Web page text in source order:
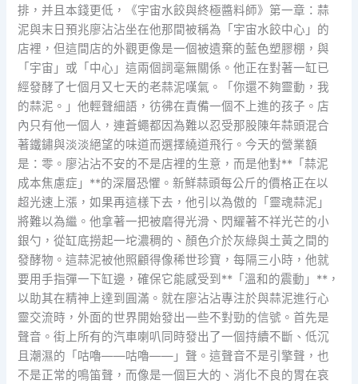
排，并且本錢更低，《宇宙水餃與終極醬料師》第一章：蒜
泥與末日預兆廖沾沾坐在他那間被稱為「宇宙水餃中心」的
店裡，但這間店的外觀更像是一個被遺棄的藍色塑膠棚，與
「宇宙」或「中心」這兩個詞毫無關係。他正在對著一缸已
經發酵了七個月又七天的老蒜泥嘆氣。「你還不夠靈動，我
的蒜泥。」他輕聲細語，彷彿在責備一個不上進的孩子。店
內只有他一個人，連蒼蠅都因為難以忍受那股陳年蒜頭混合
著鐵鏽與淡淡絕望的味道而選擇繞道飛行。今天的營業額
是：零。廖沾沾不安的不是店裡的生意，而是他對**「蒜泥
成本焦慮症」**的深層恐懼。新鮮蒜頭每公斤的價格正在以
超光速上漲，如果再這樣下去，他引以為傲的「靈魂蒜泥」
將難以為繼。他拿著一把被磨得光滑、閃耀著不祥光芒的小
銀勺，從缸底撈起一坨濃稠的、顏色介於灰綠與土黃之間的
發酵物。這蒜泥被他照顧得像稀世珍寶，每隔三小時，他就
要用手指彈一下缸邊，確保它能感受到**「溫和的震動」**，
以助其在精神上達到圓滿。就在廖沾沾專注於與蒜泥進行心
靈交流時，外面的世界開始發出一些不對勁的信號。首先是
聲音。街上所有的汽車喇叭同時發出了一個持續不斷、低沉
且潮濕的「咕嚕——咕嚕——」聲。這聲音不是引擎聲，也
不是正常的鳴笛聲，而像是一個巨大的、消化不良的胃在哀